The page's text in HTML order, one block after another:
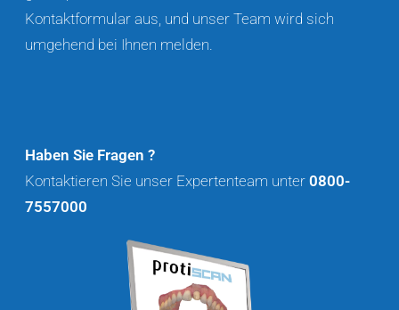
Kontaktformular aus, und unser Team wird sich
umgehend bei Ihnen melden.
Haben Sie Fragen ?
Kontaktieren Sie unser Expertenteam unter0800-
7557000